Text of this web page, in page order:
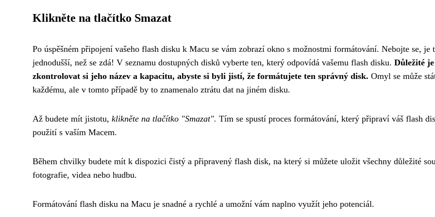
Klikněte na tlačítko Smazat
Po úspěšném připojení vašeho flash disku k Macu se vám zobrazí okno s možnostmi formátování. Nebojte se, je
jednodušší, než se zdá! V seznamu dostupných disků vyberte ten, který odpovídá vašemu flash disku. Důležité je
zkontrolovat si jeho název a kapacitu, abyste si byli jistí, že formátujete ten správný disk. Omyl se může
každému, ale v tomto případě by to znamenalo ztrátu dat na jiném disku.
Až budete mít jistotu, klikněte na tlačítko "Smazat". Tím se spustí proces formátování, který připraví váš flash
použití s vaším Macem.
Během chvilky budete mít k dispozici čistý a připravený flash disk, na který si můžete uložit všechny důležité
fotografie, videa nebo hudbu.
Formátování flash disku na Macu je snadné a rychlé a umožní vám naplno využít jeho potenciál.